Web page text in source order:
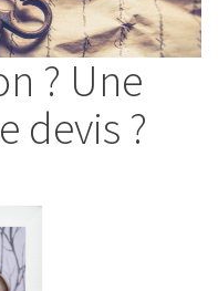
? Une
devis ?